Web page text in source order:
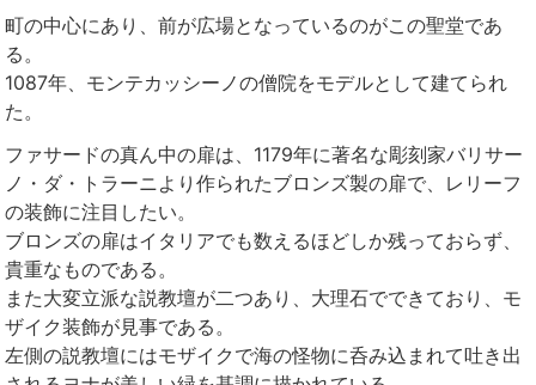
町の中心にあり、前が広場となっているのがこの聖堂であ
る。
1087年、モンテカッシーノの僧院をモデルとして建てられ
た。
ファサードの真ん中の扉は、1179年に著名な彫刻家バリサー
ノ・ダ・トラーニより作られたブロンズ製の扉で、レリーフ
の装飾に注目したい。
ブロンズの扉はイタリアでも数えるほどしか残っておらず、
貴重なものである。
また大変立派な説教壇が二つあり、大理石でできており、モ
ザイク装飾が見事である。
左側の説教壇にはモザイクで海の怪物に呑み込まれて吐き出